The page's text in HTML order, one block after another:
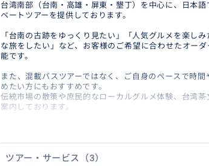
台湾南部（台南・高雄・屏東・墾丁）を中心に、日本語
ベートツアーを提供しております。
「台南の古跡をゆっくり見たい」「人気グルメを楽し
な旅をしたい」など、お客様のご希望に合わせたオー
能です。
また、混載バスツアーではなく、ご自身のペースで時
めたい方にもおすすめです。
伝統市場の散策や庶民的なローカルグルメ体験、台湾茶
案内しております。
ご旅行に関するご質問や特別なご要望がございましたら
⸻
ツアー・サービス （3）